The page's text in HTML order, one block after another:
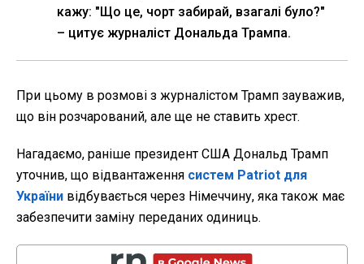
кажу: "Що це, чорт забирай, взагалі було?"
– цитує журналіст Дональда Трампа.
При цьому в розмові з журналістом Трамп зауважив,
що він розчарований, але ще не ставить хрест.
Нагадаємо, раніше президент США Дональд Трамп
уточнив, що відвантаження систем Patriot для
України відбувається через Німеччину, яка також має
забезпечити заміну переданих одиниць.